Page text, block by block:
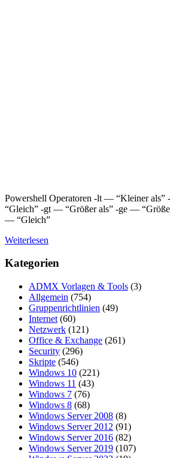
Powershell Operatoren -lt — “Kleiner
“Gleich” -gt — “Größer als” -ge —
— “Gleich”
Weiterlesen
Kategorien
ADMX Vorlagen & Tools (3)
Allgemein (754)
Gruppenrichtlinien (49)
Internet (60)
Netzwerk (121)
Office & Exchange (261)
Security (296)
Skripte (546)
Windows 10 (221)
Windows 11 (43)
Windows 7 (76)
Windows 8 (68)
Windows Server 2008 (8)
Windows Server 2012 (91)
Windows Server 2016 (82)
Windows Server 2019 (107)